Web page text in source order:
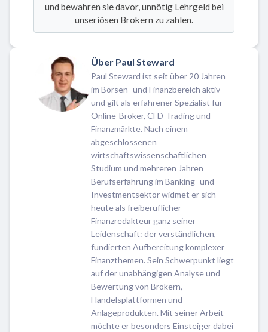
und bewahren sie davor, unnötig Lehrgeld bei
unseriösen Brokern zu zahlen.
Über Paul Steward
Paul Steward ist seit über 20 Jahren
im Börsen- und Finanzbereich aktiv
und gilt als erfahrener Spezialist für
Online-Broker, CFD-Trading und
Finanzmärkte. Nach einem
abgeschlossenen
wirtschaftswissenschaftlichen
Studium und mehreren Jahren
Berufserfahrung im Banking- und
Investmentsektor widmet er sich
heute als freiberuflicher
Finanzredakteur ganz seiner
Leidenschaft: der verständlichen,
fundierten Aufbereitung komplexer
Finanzthemen. Sein Schwerpunkt liegt
auf der unabhängigen Analyse und
Bewertung von Brokern,
Handelsplattformen und
Anlageprodukten. Mit seiner Arbeit
möchte er besonders Einsteiger dabei